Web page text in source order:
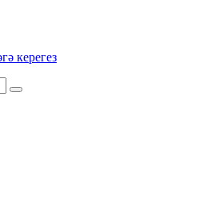
керегез